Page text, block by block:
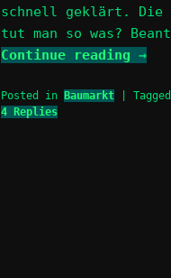
schnell geklärt. Die
tut man so was?
Continue reading →
Posted in Baumarkt Tagged
4 Replies